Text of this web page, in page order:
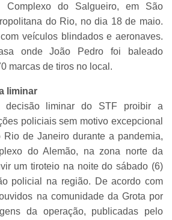
do Salgueiro, em São
do Rio, no dia 18 de maio.
veículos blindados e aeronaves.
onde João Pedro foi baleado
marcas de tiros no local.
liminar
liminar do STF proibir a
policiais sem motivo excepcional
Rio de Janeiro durante a pandemia,
do Alemão, na zona norte da
um tiroteio na noite do sábado (6)
policial na região. De acordo com
na comunidade da Grota por
da operação, publicadas pelo